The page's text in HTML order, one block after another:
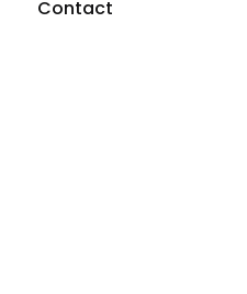
Contact